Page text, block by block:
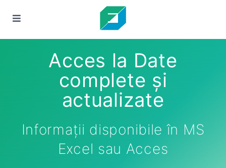
Acces la Date
complete și
actualizate
Informații disponibile în MS
Excel sau Acces